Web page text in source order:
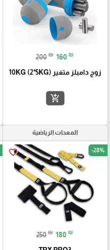
200 ₪ 160 ₪
زوج دامبلز متغير 10KG (2*5KG)
add_shopping_cart
المعدات الرياضية
favorite_border -28%
250 ₪ 180 ₪